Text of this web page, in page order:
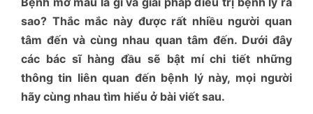
sao? Thắc mắc này được rất nhiều người quan
tâm đến và cùng nhau quan tâm đến. Dưới đây
các bác sĩ hàng đầu sẽ bật mí chi tiết những
thông tin liên quan đến bệnh lý này, mọi người
hãy cùng nhau tìm hiểu ở bài viết sau.